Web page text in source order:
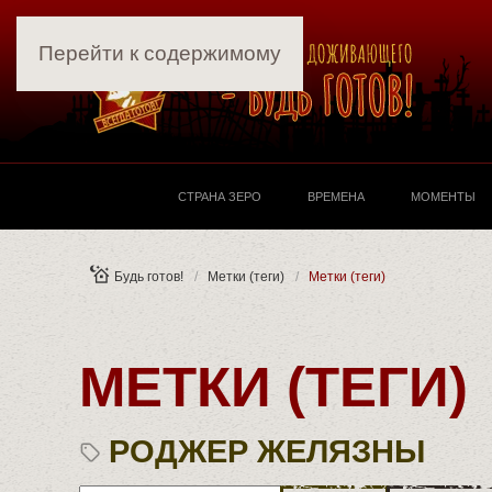
Перейти к содержимому
СТРАНА ЗЕРО ВРЕМЕНА МОМЕНТЫ
Будь готов! Метки (теги) Метки (теги)
МЕТКИ (ТЕГИ)
РОДЖЕР ЖЕЛЯЗНЫ